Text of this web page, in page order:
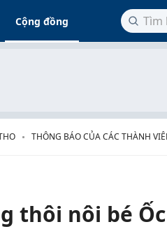
Cộng đồng
THÔNG BÁO CỦA CÁC THÀNH
thôi nôi bé